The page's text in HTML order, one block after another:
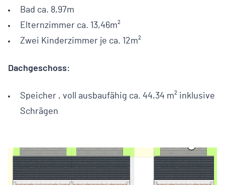
Bad ca. 8,97m
Elternzimmer ca. 13,46m²
Zwei Kinderzimmer je ca. 12m²
Dachgeschoss:
Speicher , voll ausbaufähig ca. 44,34 m² inklusive
Schrägen